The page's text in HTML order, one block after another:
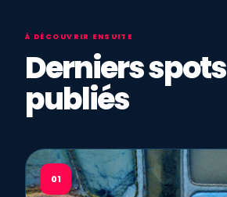
À DÉCOUVRIR ENSUITE
Derniers spots
publiés
01